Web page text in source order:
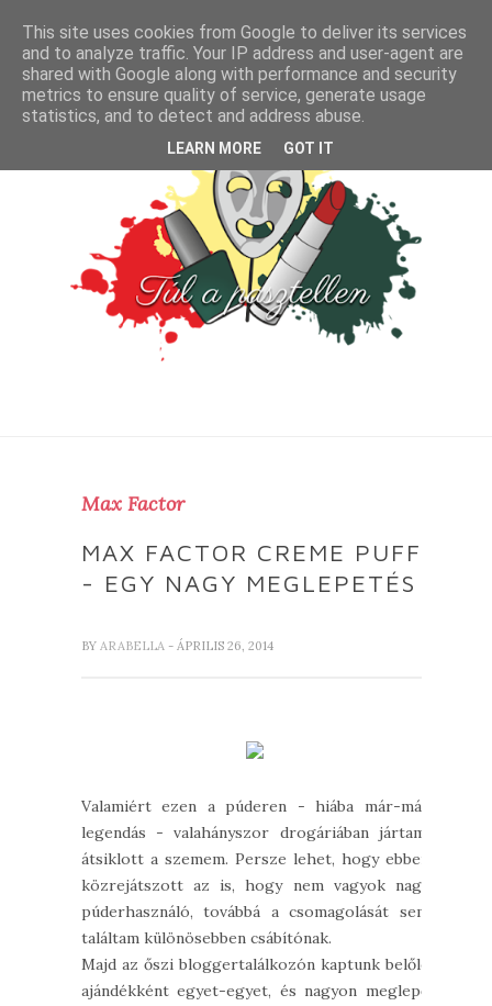
Max Factor
MAX FACTOR CREME PUFF
- EGY NAGY MEGLEPETÉS
BY ARABELLA - ÁPRILIS 26, 2014
Valamiért ezen a púderen - hiába már-már
legendás - valahányszor drogáriában jártam,
átsiklott a szemem. Persze lehet, hogy ebben
közrejátszott az is, hogy nem vagyok nagy
púderhasználó, továbbá a csomagolását sem
találtam különösebben csábítónak.
Majd az őszi bloggertalálkozón kaptunk belőle
ajándékként egyet-egyet, és nagyon meglepő
This site uses cookies from Google to deliver its services
and to analyze traffic. Your IP address and user-agent are
shared with Google along with performance and security
metrics to ensure quality of service, generate usage
statistics, and to detect and address abuse.
LEARN MORE GOT IT